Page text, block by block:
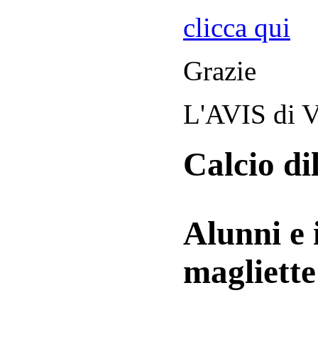
clicca qui
Grazie
L'AVIS di
Calcio
Alunni e